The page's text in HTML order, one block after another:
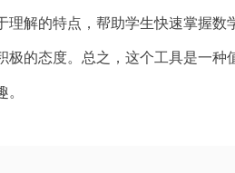
理解的特点，帮助学生快速掌握
极的态度。总之，这个工具是一